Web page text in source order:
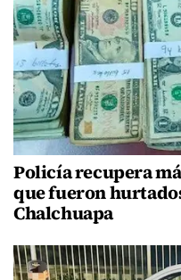
Policía recupera
que fueron
Chalchuapa